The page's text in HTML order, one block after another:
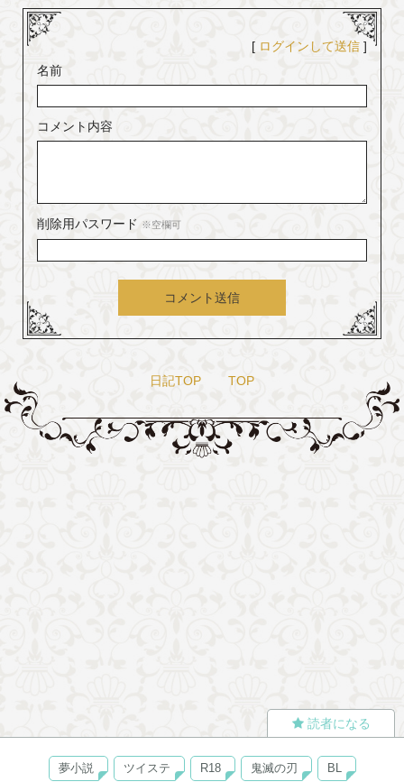
[ ログインして送信 ]
名前
コメント内容
削除用パスワード ※空欄可
コメント送信
日記TOP TOP
夢小説 ツイステ R18 鬼滅の刃 BL
読者になる